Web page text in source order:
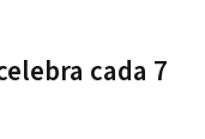
cada 7